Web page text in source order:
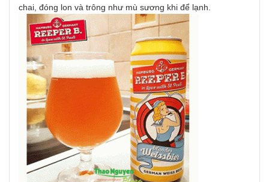
chai, đóng lon và trông như mù sương khi để lạnh.